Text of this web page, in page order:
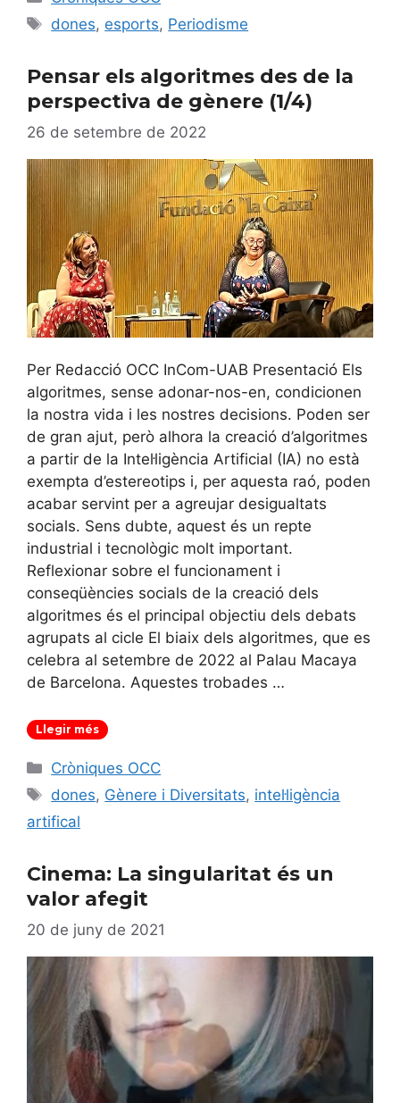
Etiquetes
dones, esports, Periodisme
Pensar els algoritmes des de la
perspectiva de gènere (1/4)
26 de setembre de 2022
Per Redacció OCC InCom-UAB Presentació Els
algoritmes, sense adonar-nos-en, condicionen
la nostra vida i les nostres decisions. Poden ser
de gran ajut, però alhora la creació d’algoritmes
a partir de la Intel·ligència Artificial (IA) no està
exempta d’estereotips i, per aquesta raó, poden
acabar servint per a agreujar desigualtats
socials. Sens dubte, aquest és un repte
industrial i tecnològic molt important.
Reflexionar sobre el funcionament i
conseqüències socials de la creació dels
algoritmes és el principal objectiu dels debats
agrupats al cicle El biaix dels algoritmes, que es
celebra al setembre de 2022 al Palau Macaya
de Barcelona. Aquestes trobades …
Llegir més
Categories
Cròniques OCC
Etiquetes
dones, Gènere i Diversitats, intel·ligència
artifical
Cinema: La singularitat és un
valor afegit
20 de juny de 2021